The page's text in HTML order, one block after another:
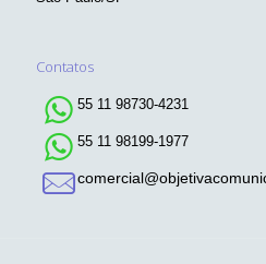
Contatos
55 11 98730-4231
55 11 98199-1977